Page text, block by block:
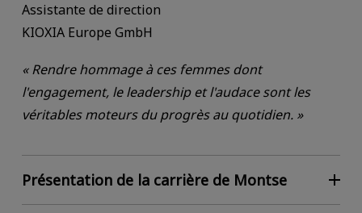
Assistante de direction
KIOXIA Europe GmbH
« Rendre hommage à ces femmes dont
l'engagement, le leadership et l'audace sont les
véritables moteurs du progrès au quotidien. »
Présentation de la carrière de Montse